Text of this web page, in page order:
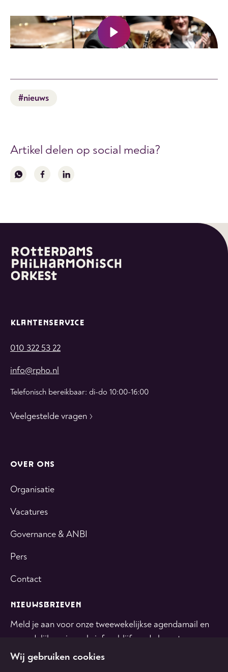
#nieuws
Artikel delen op social media?
Volg
Volg
Volg
KLANTENSERVICE
010 322 53 22
info@rpho.nl
Telefonisch bereikbaar: di-do 10:00-16:00
Veelgestelde vragen
OVER ONS
Organisatie
Vacatures
Governance & ANBI
Pers
Contact
NIEUWSBRIEVEN
Meld je aan voor onze tweewekelijkse agendamail en
maandelijkse nieuwsbrief en blijf op de hoogte.
Wij gebruiken cookies